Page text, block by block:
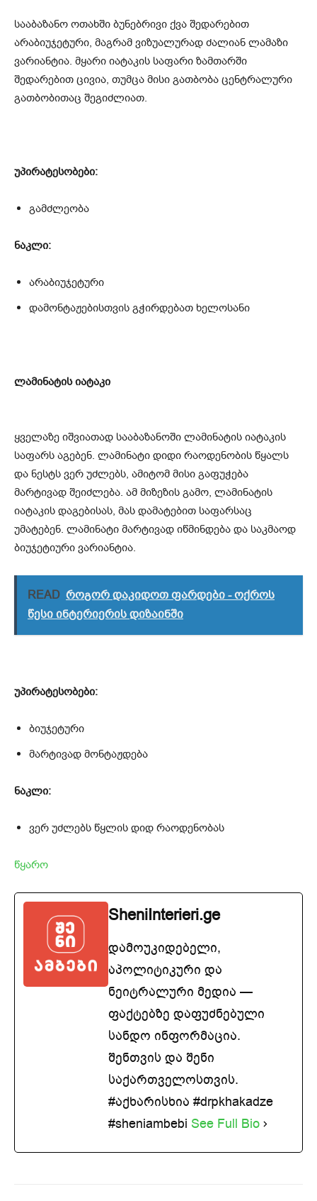
სააბაზანო ოთახში ბუნებრივი ქვა შედარებით
არაბიუჯეტური, მაგრამ ვიზუალურად ძალიან ლამაზი
ვარიანტია. მყარი იატაკის საფარი ზამთარში
შედარებით ცივია, თუმცა მისი გათბობა ცენტრალური
გათბობითაც შეგიძლიათ.
უპირატესობები:
გამძლეობა
ნაკლი:
არაბიუჯეტური
დამონტაჟებისთვის გჭირდებათ ხელოსანი
ლამინატის იატაკი
ყველაზე იშვიათად სააბაზანოში ლამინატის იატაკის
საფარს აგებენ. ლამინატი დიდი რაოდენობის წყალს
და ნესტს ვერ უძლებს, ამიტომ მისი გაფუჭება
მარტივად შეიძლება. ამ მიზეზის გამო, ლამინატის
იატაკის დაგებისას, მას დამატებით საფარსაც
უმატებენ. ლამინატი მარტივად იწმინდება და საკმაოდ
ბიუჯეტიური ვარიანტია.
READ როგორ დაკიდოთ ფარდები - ოქროს
წესი ინტერიერის დიზაინში
უპირატესობები:
ბიუჯეტური
მარტივად მონტაჟდება
ნაკლი:
ვერ უძლებს წყლის დიდ რაოდენობას
წყარო
SheniInterieri.ge
დამოუკიდებელი,
აპოლიტიკური და
ნეიტრალური მედია —
ფაქტებზე დაფუძნებული
სანდო ინფორმაცია.
შენთვის და შენი
საქართველოსთვის.
#აქხარისხია #drpkhakadze
#sheniambebi See Full Bio